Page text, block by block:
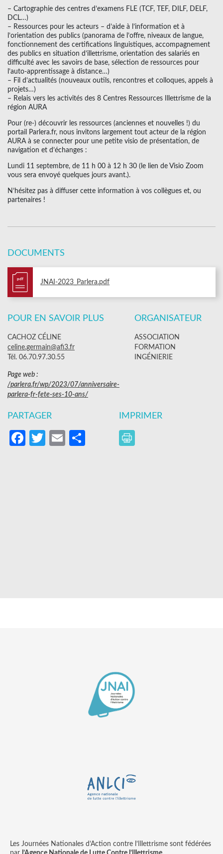
– Cartographie des centres d’examens FLE (TCF, TEF, DILF, DELF,
DCL…)
– Ressources pour les acteurs – d’aide à l’information et à
l’orientation des publics (panorama de l’offre, niveaux de langue,
fonctionnement des certifications linguistiques, accompagnement
des publics en situation d’illettrisme, orientation des salariés en
difficulté avec les savoirs de base, sélection de ressources pour
l’auto-apprentissage à distance…)
– Fil d’actualités (nouveaux outils, rencontres et colloques, appels à
projets…)
– Relais vers les activités des 8 Centres Ressources Illettrisme de la
région AURA
Pour (re-) découvrir les ressources (anciennes et nouvelles !) du
portail Parlera.fr, nous invitons largement tout acteur de la région
AURA à se connecter pour une petite visio de présentation, de
navigation et d’échanges :
Lundi 11 septembre, de 11 h 00 à 12 h 30 (le lien de Visio Zoom
vous sera envoyé quelques jours avant.).
N’hésitez pas à diffuser cette information à vos collègues et, ou
partenaires !
DOCUMENTS
pdf JNAI-2023_Parlera.pdf
POUR EN SAVOIR PLUS
CACHOZ CÉLINE
celine.germain@afi3.fr
Tél. 06.70.97.30.55
Page web :
/parlera.fr/wp/2023/07/anniversaire-
parlera-fr-fete-ses-10-ans/
ORGANISATEUR
ASSOCIATION
FORMATION
INGÉNIERIE
PARTAGER
Facebook
Twitter
EmailPartager
IMPRIMER
Les Journées Nationales d’Action contre l’Illettrisme sont fédérées